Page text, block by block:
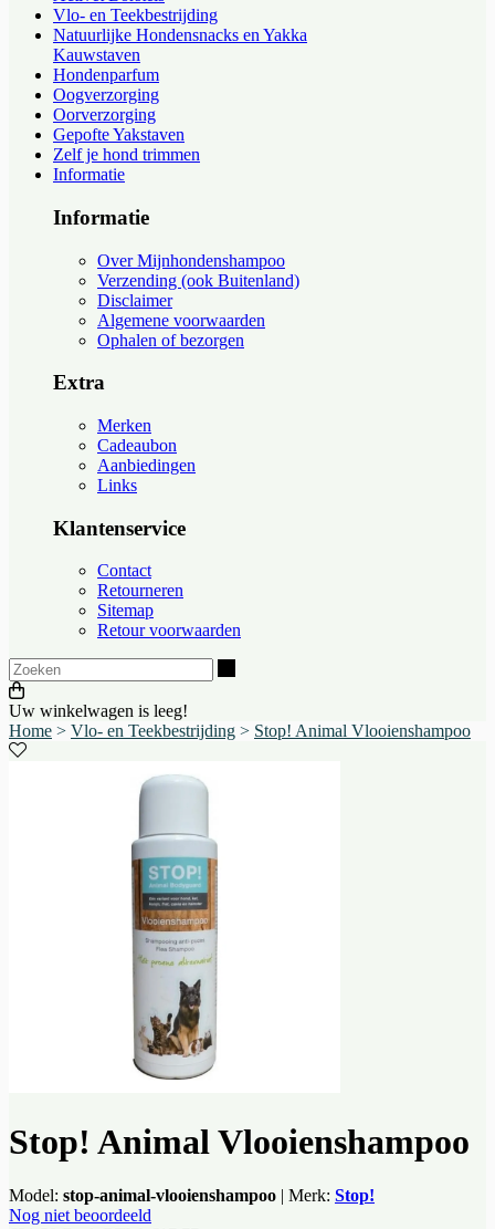
Vlo- en Teekbestrijding
Natuurlijke Hondensnacks en Yakka
Kauwstaven
Hondenparfum
Oogverzorging
Oorverzorging
Gepofte Yakstaven
Zelf je hond trimmen
Informatie
Informatie
Over Mijnhondenshampoo
Verzending (ook Buitenland)
Disclaimer
Algemene voorwaarden
Ophalen of bezorgen
Extra
Merken
Cadeaubon
Aanbiedingen
Links
Klantenservice
Contact
Retourneren
Sitemap
Retour voorwaarden
Uw winkelwagen is leeg!
Home > Vlo- en Teekbestrijding > Stop! Animal Vlooienshampoo
Stop! Animal Vlooienshampoo
Model: stop-animal-vlooienshampoo | Merk: Stop!
Nog niet beoordeeld